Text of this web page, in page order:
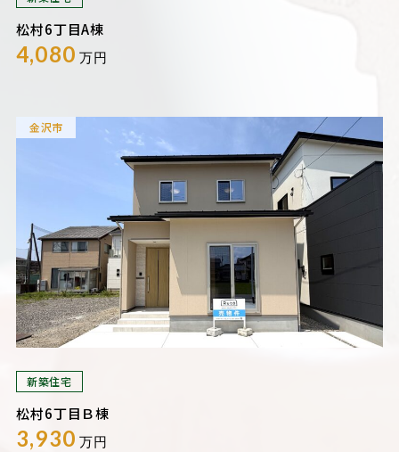
松村6丁目A棟
4,080 万円
金沢市
新築住宅
松村6丁目Ｂ棟
3,930 万円